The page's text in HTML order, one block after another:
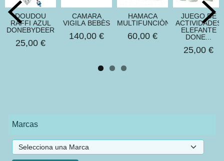
Marcas
DOUDOU
RAFFI AZUL
DONEBYDEER
25,00 €
CAMARA
VIGILA BEBÈS
140,00 €
HAMACA
MULTIFUNCIÒN
60,00 €
JUEGO DE
ACTIVIDADES
ELEFANTE
DONE...
25,00 €